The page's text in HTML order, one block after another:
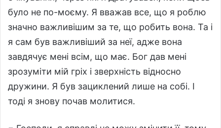
було не по-моєму. Я вважав все, що я роблю
значно важливішим за те, що робить вона. Та і
я сам був важливіший за неї, адже вона
завдячує мені всім, що має. Бог дав мені
зрозуміти мій гріх і зверхність відносно
дружини. Я був зациклений лише на собі. І
тоді я знову почав молитися.